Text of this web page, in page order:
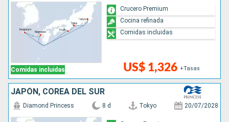
Comidas incluidas US$ 1,326 +Tasas
Crucero Premium
Cocina refinada
Comidas incluidas
JAPÓN, COREA DEL SUR
Diamond Princess 8 d Tokyo 20/07/2028